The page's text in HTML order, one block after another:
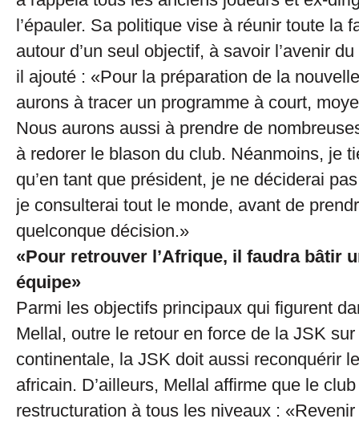
l’épauler. Sa politique vise à réunir toute la
autour d’un seul objectif, à savoir l’avenir
il ajouté : «Pour la préparation de la
aurons à tracer un programme à court,
Nous aurons aussi à prendre de
à redorer le blason du club. Néanmoins, je
qu’en tant que président, je ne déciderai
je consulterai tout le monde, avant de
quelconque décision.»
«Pour retrouver l’Afrique, il faudra bâtir
équipe»
Parmi les objectifs principaux qui figurent
Mellal, outre le retour en force de la JSK
continentale, la JSK doit aussi reconquérir
africain. D’ailleurs, Mellal affirme que le
restructuration à tous les niveaux :